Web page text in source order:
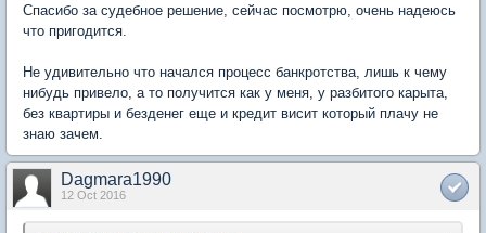
Спасибо за судебное решение, сейчас посмотрю, очень надеюсь
что пригодится.
Не удивительно что начался процесс банкротства, лишь к чему
нибудь привело, а то получится как у меня, у разбитого карыта,
без квартиры и безденег еще и кредит висит который плачу не
знаю зачем.
Dagmara1990
12 Oct 2016